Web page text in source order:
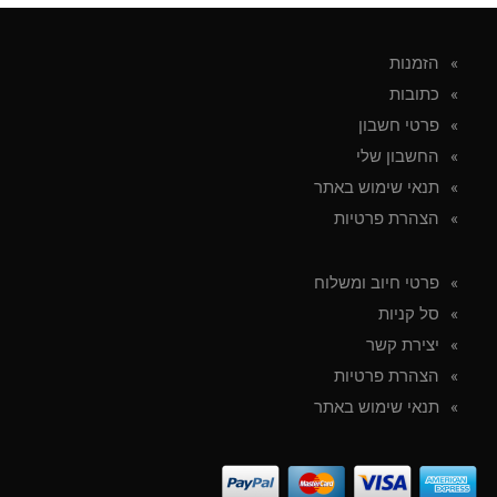
הזמנות
כתובות
פרטי חשבון
החשבון שלי
תנאי שימוש באתר
הצהרת פרטיות
פרטי חיוב ומשלוח
סל קניות
יצירת קשר
הצהרת פרטיות
תנאי שימוש באתר